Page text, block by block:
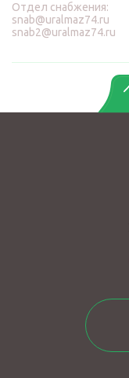
Отдел снабжения:
snab@uralmaz74.ru
snab2@uralmaz74.ru